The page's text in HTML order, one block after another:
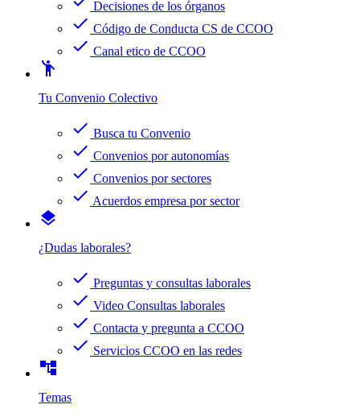
Decisiones de los órganos
check Código de Conducta CS de CCOO
check Canal etico de CCOO
emoji_people
Tu Convenio Colectivo
check Busca tu Convenio
check Convenios por autonomías
check Convenios por sectores
check Acuerdos empresa por sector
layers
¿Dudas laborales?
check Preguntas y consultas laborales
check Video Consultas laborales
check Contacta y pregunta a CCOO
check Servicios CCOO en las redes
account_tree
Temas